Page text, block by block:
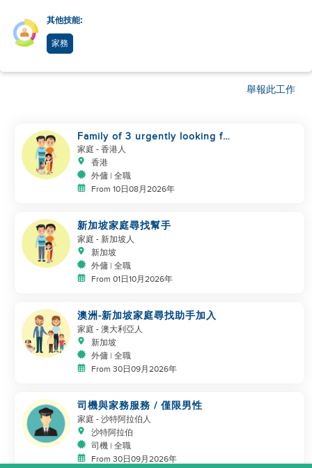
其他技能:
家務
舉報此工作
Family of 3 urgently looking for
helper
家庭 - 香港人
香港
外傭 | 全職
From 10日08月2026年
新加坡家庭尋找幫手
家庭 - 新加坡人
新加坡
外傭 | 全職
From 01日10月2026年
澳洲-新加坡家庭尋找助手加入
家庭 - 澳大利亞人
新加坡
外傭 | 全職
From 30日09月2026年
司機與家務服務 / 僅限男性
家庭 - 沙特阿拉伯人
沙特阿拉伯
司機 | 全職
From 30日09月2026年